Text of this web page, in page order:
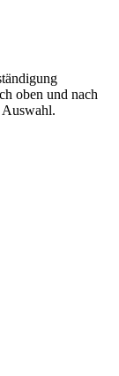
oben und nach
Auswahl.